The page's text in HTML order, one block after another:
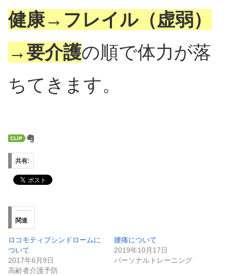
健康→フレイル（虚弱）
→要介護の順で体力が落
ちてきます。
共有:
関連
ロコモティブシンドロームに
ついて
2017年6月9日
高齢者介護予防
腰痛について
2019年10月17日
パーソナルトレーニング